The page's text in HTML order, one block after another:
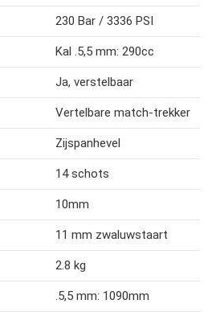
230 Bar / 3336 PSI
Kal .5,5 mm: 290cc
Ja, verstelbaar
Vertelbare match-trekker
Zijspanhevel
14 schots
10mm
11 mm zwaluwstaart
2.8 kg
.5,5 mm: 1090mm